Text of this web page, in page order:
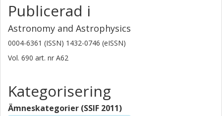
Universidad de la Laguna
F. Murgas
Universidad de la Laguna
Instituto de Astrofísica de Canarias
Consejo Superior de Investigaciones Científicas (CSIC)
Instituto de Astrofísica de Canarias
Chalmers, Rymd-, geo- och miljövetenskap, Astronomi och
plasmafysik
Publicerad i
Astronomy and Astrophysics
0004-6361 (ISSN) 1432-0746 (eISSN)
Vol. 690 art. nr A62
Kategorisering
Ämneskategorier (SSIF 2011)